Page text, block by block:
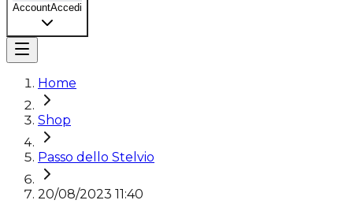
AccountAccedi
Home
Shop
Passo dello Stelvio
20/08/2023 11:40